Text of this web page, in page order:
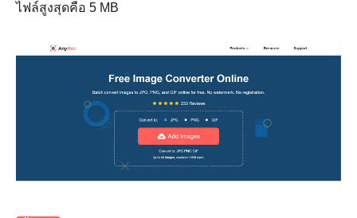
ไฟล์สูงสุดคือ 5 MB